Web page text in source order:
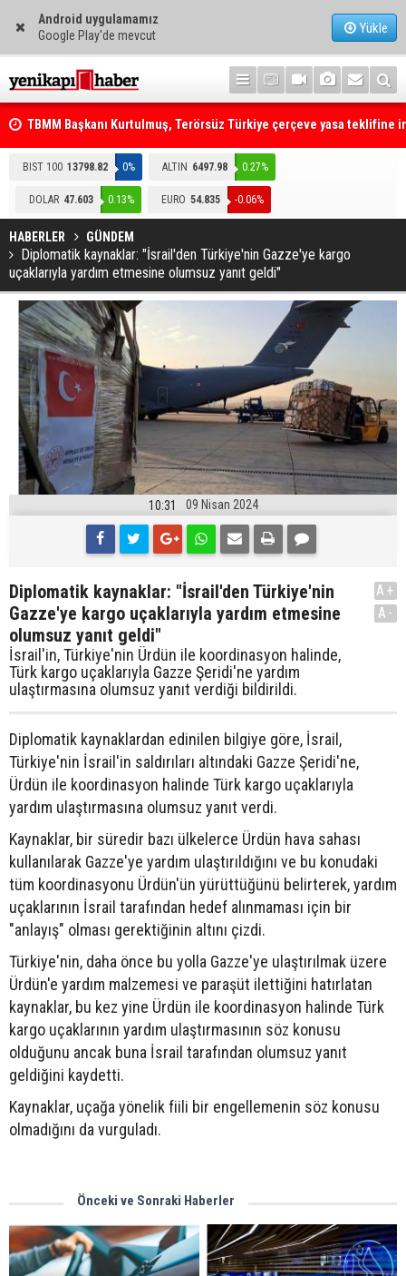
Android uygulamamız
Google Play'de mevcut
Yükle
TBMM Başkanı Kurtulmuş, Terörsüz Türkiye çerçeve yasa teklifine
attı
Telefonla arayıp "RTÜK'ten geliyoruz" dediler: Medyayı hedef alan
akılalmaz tuzak ifşa oldu
BIST 100 13798.82 0% ALTIN 6497.98 0.27%
DOLAR 47.603 0.13% EURO 54.835 -0.06%
HABERLER GÜNDEM
Diplomatik kaynaklar: "İsrail'den Türkiye'nin Gazze'ye kargo
uçaklarıyla yardım etmesine olumsuz yanıt geldi"
10:31 09 Nisan 2024
Diplomatik kaynaklar: "İsrail'den Türkiye'nin
Gazze'ye kargo uçaklarıyla yardım etmesine
olumsuz yanıt geldi"
İsrail'in, Türkiye'nin Ürdün ile koordinasyon halinde,
Türk kargo uçaklarıyla Gazze Şeridi'ne yardım
ulaştırmasına olumsuz yanıt verdiği bildirildi.
A+
A-
Diplomatik kaynaklardan edinilen bilgiye göre, İsrail,
Türkiye'nin İsrail'in saldırıları altındaki Gazze Şeridi'ne,
Ürdün ile koordinasyon halinde Türk kargo uçaklarıyla
yardım ulaştırmasına olumsuz yanıt verdi.
Kaynaklar, bir süredir bazı ülkelerce Ürdün hava sahası
kullanılarak Gazze'ye yardım ulaştırıldığını ve bu konudaki
tüm koordinasyonu Ürdün'ün yürüttüğünü belirterek, yardım
uçaklarının İsrail tarafından hedef alınmaması için bir
"anlayış" olması gerektiğinin altını çizdi.
Türkiye'nin, daha önce bu yolla Gazze'ye ulaştırılmak üzere
Ürdün'e yardım malzemesi ve paraşüt ilettiğini hatırlatan
kaynaklar, bu kez yine Ürdün ile koordinasyon halinde Türk
kargo uçaklarının yardım ulaştırmasının söz konusu
olduğunu ancak buna İsrail tarafından olumsuz yanıt
geldiğini kaydetti.
Kaynaklar, uçağa yönelik fiili bir engellemenin söz konusu
olmadığını da vurguladı.
Önceki ve Sonraki Haberler